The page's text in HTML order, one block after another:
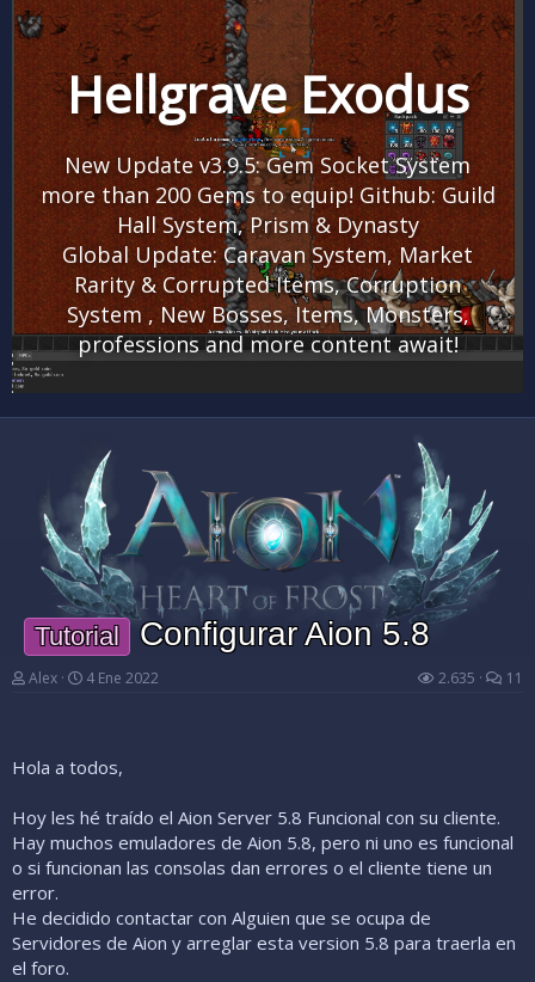
Hellgrave Exodus
New Update v3.9.5: Gem Socket System
more than 200 Gems to equip! Github: Guild
Hall System, Prism & Dynasty
Global Update: Caravan System, Market
Rarity & Corrupted Items, Corruption
System , New Bosses, Items, Monsters,
professions and more content await!
Tutorial Configurar Aion 5.8
Alex 4 Ene 2022 2.635 11
Hola a todos,
Hoy les hé traído el Aion Server 5.8 Funcional con su cliente.
Hay muchos emuladores de Aion 5.8, pero ni uno es funcional
o si funcionan las consolas dan errores o el cliente tiene un
error.
He decidido contactar con Alguien que se ocupa de
Servidores de Aion y arreglar esta version 5.8 para traerla en
el foro.